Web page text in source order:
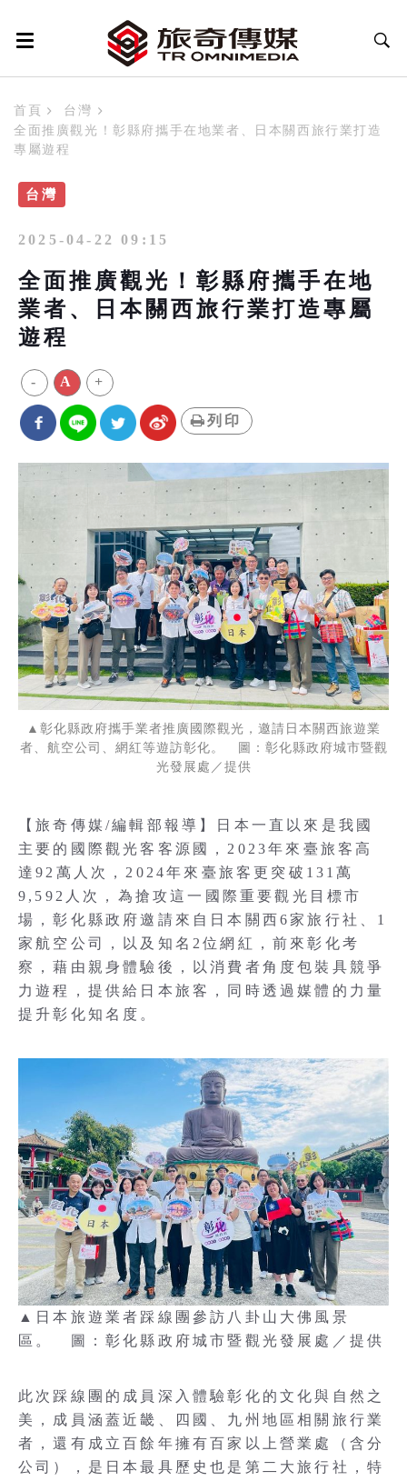
首頁
台灣
全面推廣觀光！彰縣府攜手在地業者、日本關西旅行業打造
專屬遊程
台灣
2025-04-22 09:15
全面推廣觀光！彰縣府攜手在地
業者、日本關西旅行業打造專屬
遊程
- A +
列印
▲彰化縣政府攜手業者推廣國際觀光，邀請日本關西旅遊業
者、航空公司、網紅等遊訪彰化。 圖：彰化縣政府城市暨觀
光發展處／提供
【旅奇傳媒/編輯部報導】日本一直以來是我國
主要的國際觀光客客源國，2023年來臺旅客高
達92萬人次，2024年來臺旅客更突破131萬
9,592人次，為搶攻這一國際重要觀光目標市
場，彰化縣政府邀請來自日本關西6家旅行社、1
家航空公司，以及知名2位網紅，前來彰化考
察，藉由親身體驗後，以消費者角度包裝具競爭
力遊程，提供給日本旅客，同時透過媒體的力量
提升彰化知名度。
▲日本旅遊業者踩線團參訪八卦山大佛風景
區。 圖：彰化縣政府城市暨觀光發展處／提供
此次踩線團的成員深入體驗彰化的文化與自然之
美，成員涵蓋近畿、四國、九州地區相關旅行業
者，還有成立百餘年擁有百家以上營業處（含分
公司），是日本最具歷史也是第二大旅行社，特